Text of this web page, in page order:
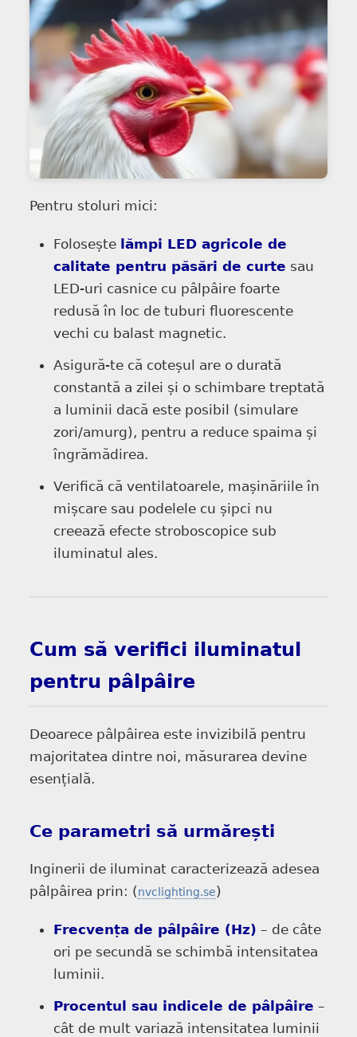
Pentru stoluri mici:
Folosește lămpi LED agricole de
calitate pentru păsări de curte sau
LED-uri casnice cu pâlpâire foarte
redusă în loc de tuburi fluorescente
vechi cu balast magnetic.
Asigură-te că coteșul are o durată
constantă a zilei și o schimbare treptată
a luminii dacă este posibil (simulare
zori/amurg), pentru a reduce spaima și
îngrămădirea.
Verifică că ventilatoarele, mașinăriile în
mișcare sau podelele cu șipci nu
creează efecte stroboscopice sub
iluminatul ales.
Cum să verifici iluminatul
pentru pâlpâire
Deoarece pâlpâirea este invizibilă pentru
majoritatea dintre noi, măsurarea devine
esențială.
Ce parametri să urmărești
Inginerii de iluminat caracterizează adesea
pâlpâirea prin: (nvclighting.se)
Frecvența de pâlpâire (Hz) – de câte
ori pe secundă se schimbă intensitatea
luminii.
Procentul sau indicele de pâlpâire –
cât de mult variază intensitatea luminii